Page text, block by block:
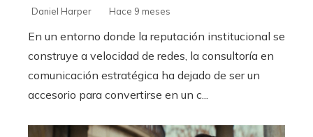
Daniel Harper Hace 9 meses
En un entorno donde la reputación institucional se
construye a velocidad de redes, la consultoría en
comunicación estratégica ha dejado de ser un
accesorio para convertirse en un c...